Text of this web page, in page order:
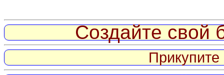
Создайте свой